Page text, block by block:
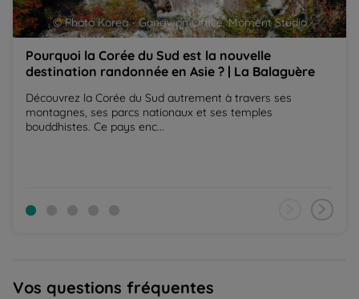
© Photo Korea - Gangwon Office, Moment Studio
Pourquoi la Corée du Sud est la nouvelle
destination randonnée en Asie ? | La Balaguère
Découvrez la Corée du Sud autrement à travers ses
montagnes, ses parcs nationaux et ses temples
bouddhistes. Ce pays enc...
Vos questions fréquentes